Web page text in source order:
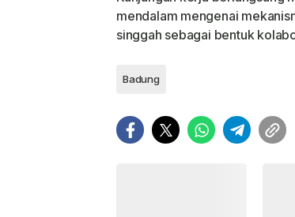
mendalam mengenai
singgah sebagai bentuk
Badung